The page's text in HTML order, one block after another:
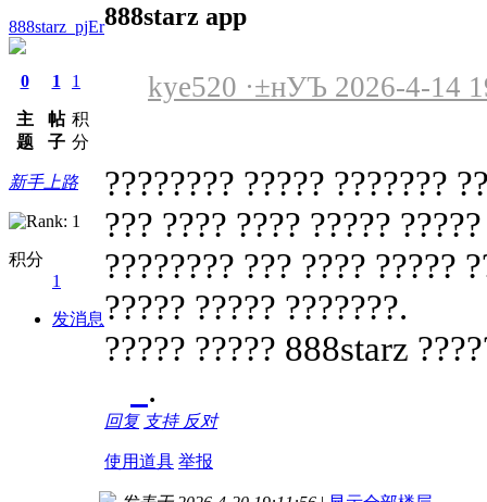
888starz_pjEr
0
主
题
1
帖
子
1
积
分
新手上路
积分
1
发消息
888starz app
kye520 ·±нУЪ 2026-4-14
???????? ????? ???????
??? ???? ???? ?????
???????? ??? ???? ?????
????? ????? ???????.
????? ????? 888starz
.
回复 支持 反对
使用道具 举报